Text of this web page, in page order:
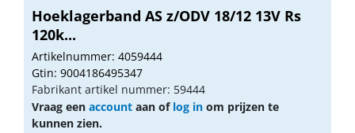
Hoeklagerband AS z/ODV 18/12 13V Rs
120k...
Artikelnummer: 4059444
Gtin: 9004186495347
Fabrikant artikel nummer: 59444
Vraag een account aan of log in om prijzen te
kunnen zien.